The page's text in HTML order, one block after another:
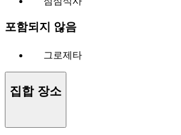
포함되지 않음
그로제타
집합 장소